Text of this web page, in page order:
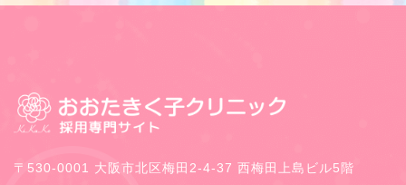
〒530-0001 大阪市北区梅田2-4-37 西梅田上島ビル5階